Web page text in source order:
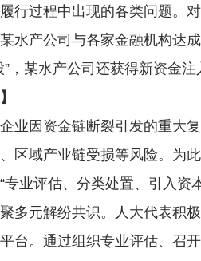
行过程中出现的各类问题。
水产公司与各家金融机构达
”，某水产公司还获得新资金
因资金链断裂引发的重大复
区域产业链受损等风险。为
专业评估、分类处置、引入
多元解纷共识。人大代表积
台。通过组织专业评估、召